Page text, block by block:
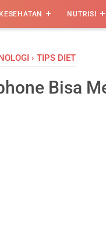
NUTRISI
› TIPS DIET
Bisa